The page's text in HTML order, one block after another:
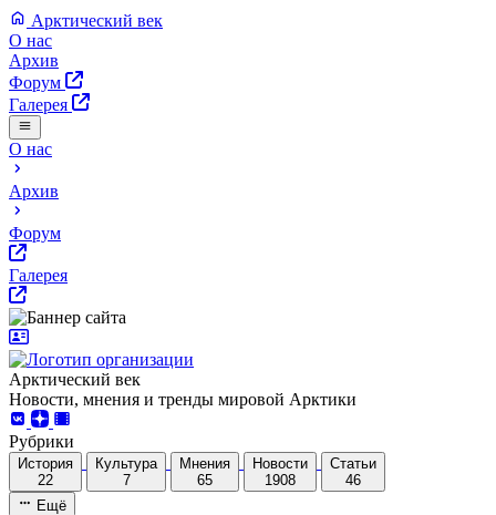
Арктический век
О нас
Архив
Форум
Галерея
О нас
Архив
Форум
Галерея
Арктический век
Новости, мнения и тренды мировой Арктики
Рубрики
История
22
Культура
7
Мнения
65
Новости
1908
Статьи
46
Ещё